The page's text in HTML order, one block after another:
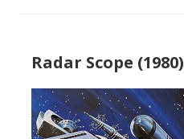
Radar Scope (1980)